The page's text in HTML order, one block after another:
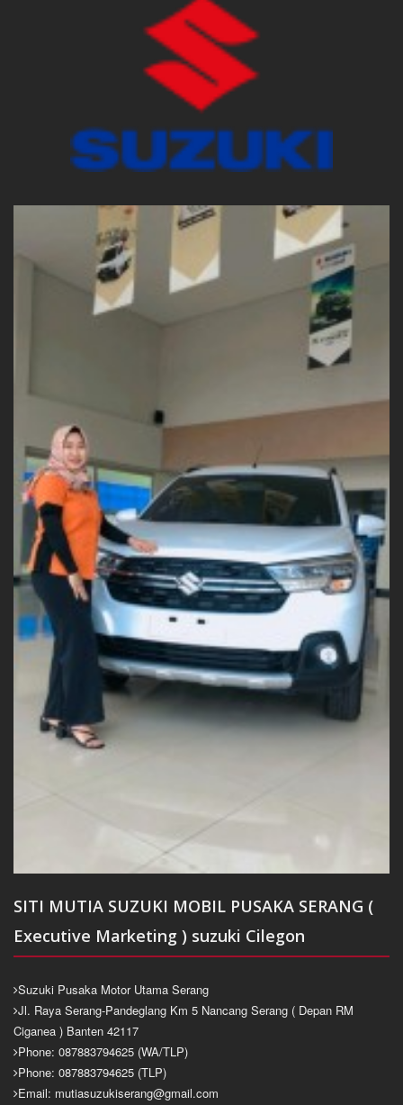
SITI MUTIA SUZUKI MOBIL PUSAKA SERANG (
Executive Marketing ) suzuki Cilegon
Suzuki Pusaka Motor Utama Serang
Jl. Raya Serang-Pandeglang Km 5 Nancang Serang ( Depan RM
Ciganea ) Banten 42117
Phone: 087883794625 (WA/TLP)
Phone: 087883794625 (TLP)
Email: mutiasuzukiserang@gmail.com